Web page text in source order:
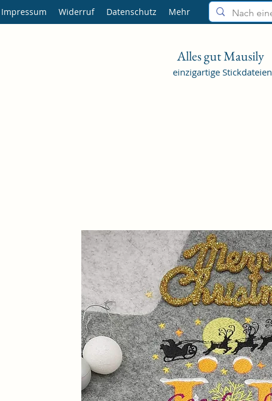
Alles gut Mausily
einzigartige Stickdateien
Impressum Widerruf Datenschutz Mehr